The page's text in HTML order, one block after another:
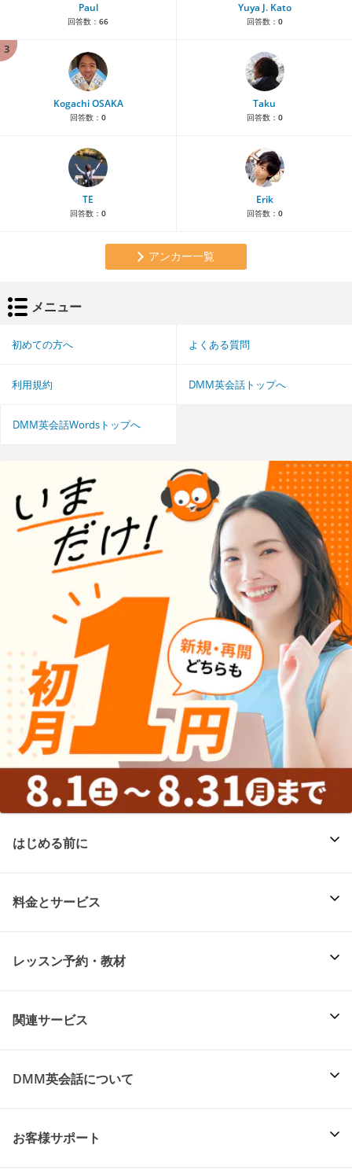
Paul
回答数： 66
Yuya J. Kato
回答数： 0
3
Kogachi OSAKA
回答数： 0
Taku
回答数： 0
TE
回答数： 0
Erik
回答数： 0
アンカー一覧
メニュー
初めての方へ よくある質問
利用規約 DMM英会話トップへ
DMM英会話Wordsトップへ
はじめる前に
料金とサービス
レッスン予約・教材
関連サービス
DMM英会話について
お客様サポート